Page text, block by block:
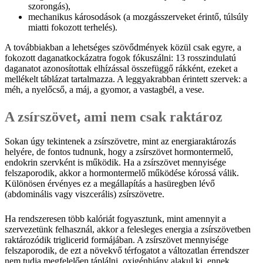
szorongás),
mechanikus károsodások (a mozgásszerveket érintő, túlsúly
miatti fokozott terhelés).
A továbbiakban a lehetséges szövődmények közül csak egyre, a
fokozott daganatkockázatra fogok fókuszálni: 13 rosszindulatú
daganatot azonosítottak elhízással összefüggő rákként, ezeket a
mellékelt táblázat tartalmazza. A leggyakrabban érintett szervek: a
méh, a nyelőcső, a máj, a gyomor, a vastagbél, a vese.
A zsírszövet, ami nem csak raktároz
Sokan úgy tekintenek a zsírszövetre, mint az energiaraktározás
helyére, de fontos tudnunk, hogy a zsírszövet hormontermelő,
endokrin szervként is működik. Ha a zsírszövet mennyisége
felszaporodik, akkor a hormontermelő működése kórossá válik.
Különösen érvényes ez a megállapítás a hasüregben lévő
(abdominális vagy viszcerális) zsírszövetre.
Ha rendszeresen több kalóriát fogyasztunk, mint amennyit a
szervezetünk felhasznál, akkor a felesleges energia a zsírszövetben
raktározódik triglicerid formájában. A zsírszövet mennyisége
felszaporodik, de ezt a növekvő térfogatot a változatlan érrendszer